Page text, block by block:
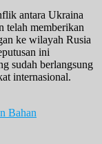
antara Ukraina
telah memberikan
ke wilayah Rusia
ini
sudah berlangsung
internasional.